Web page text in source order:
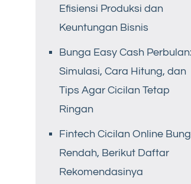
Efisiensi Produksi dan
Keuntungan Bisnis
Bunga Easy Cash Perbulan:
Simulasi, Cara Hitung, dan
Tips Agar Cicilan Tetap
Ringan
Fintech Cicilan Online
Rendah, Berikut Daftar
Rekomendasinya